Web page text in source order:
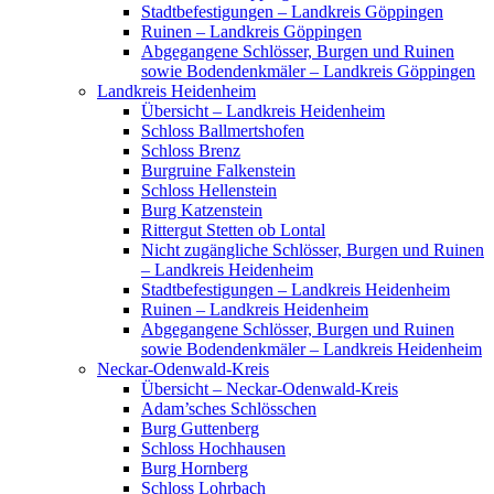
Stadtbefestigungen – Landkreis Göppingen
Ruinen – Landkreis Göppingen
Abgegangene Schlösser, Burgen und Ruinen
sowie Bodendenkmäler – Landkreis Göppingen
Landkreis Heidenheim
Übersicht – Landkreis Heidenheim
Schloss Ballmertshofen
Schloss Brenz
Burgruine Falkenstein
Schloss Hellenstein
Burg Katzenstein
Rittergut Stetten ob Lontal
Nicht zugängliche Schlösser, Burgen und Ruinen
– Landkreis Heidenheim
Stadtbefestigungen – Landkreis Heidenheim
Ruinen – Landkreis Heidenheim
Abgegangene Schlösser, Burgen und Ruinen
sowie Bodendenkmäler – Landkreis Heidenheim
Neckar-Odenwald-Kreis
Übersicht – Neckar-Odenwald-Kreis
Adam’sches Schlösschen
Burg Guttenberg
Schloss Hochhausen
Burg Hornberg
Schloss Lohrbach